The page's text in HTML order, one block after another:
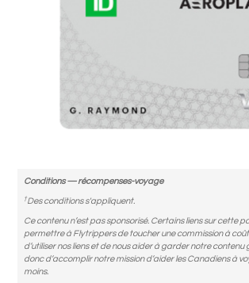
Conditions — récompenses-voyage
†Des conditions s'appliquent.
Ce contenu n’est pas sponsorisé. Certains liens sur cette
permettre à Flytrippers de toucher une commission à coût
d’utiliser nos liens et de nous aider à garder notre
donc d’accomplir notre mission d’aider les Canadiens à
moins.